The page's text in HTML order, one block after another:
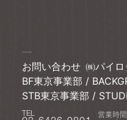
お問い合わせ ㈱パイロ
BF東京事業部 /
STB東京事業部 /
TEL 営業時間